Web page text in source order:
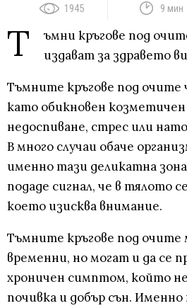
1945 9 мин
Т
ъмни кръгове под
издават за здравето ви
Тъмните кръгове под
като обикновен козметичен
недоспиване, стрес или
В много случаи обаче
именно тази деликатна
подаде сигнал, че в тялото
което изисква внимание.
Тъмните кръгове под очите
временни, но могат и да се
хроничен симптом, който не
почивка и добър сън. Именно